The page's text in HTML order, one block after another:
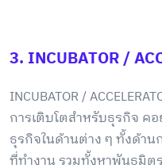
3. INCUBATOR /
INCUBATOR /
การเติบโตสำหรับธุรกิจ ค
ธุรกิจในด้านต่าง ๆ ทั้งด้า
ที่ทำงาน รวมทั้งหาพันธมิต